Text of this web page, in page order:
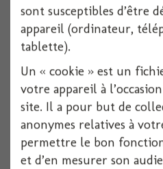
Voir
sont susceptibles d’être
appareil (ordinateur,
tablette).
Un « cookie » est un
votre appareil à
site. Il a pour but de
anonymes relatives à
permettre le bon
et d’en mesurer son